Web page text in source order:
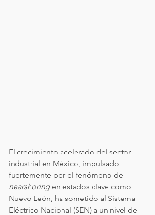
El crecimiento acelerado del sector
industrial en México, impulsado
fuertemente por el fenómeno del
nearshoring en estados clave como
Nuevo León, ha sometido al Sistema
Eléctrico Nacional (SEN) a un nivel de